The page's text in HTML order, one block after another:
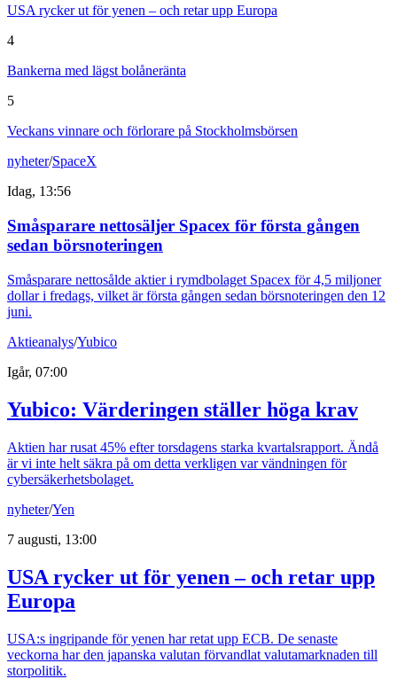
USA rycker ut för yenen – och retar upp Europa
4
Bankerna med lägst bolåneränta
5
Veckans vinnare och förlorare på Stockholmsbörsen
nyheter/SpaceX
Idag, 13:56
Småsparare nettosäljer Spacex för första gången
sedan börsnoteringen
Småsparare nettosålde aktier i rymdbolaget Spacex för 4,5 miljoner
dollar i fredags, vilket är första gången sedan börsnoteringen den 12
juni.
Aktieanalys/Yubico
Igår, 07:00
Yubico: Värderingen ställer höga krav
Aktien har rusat 45% efter torsdagens starka kvartalsrapport. Ändå
är vi inte helt säkra på om detta verkligen var vändningen för
cybersäkerhetsbolaget.
nyheter/Yen
7 augusti, 13:00
USA rycker ut för yenen – och retar upp
Europa
USA:s ingripande för yenen har retat upp ECB. De senaste
veckorna har den japanska valutan förvandlat valutamarknaden till
storpolitik.